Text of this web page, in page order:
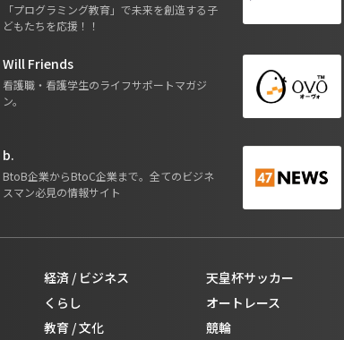
「プログラミング教育」で未来を創造する子
どもたちを応援！！
Will Friends
看護職・看護学生のライフサポートマガジ
ン。
b.
BtoB企業からBtoC企業まで。全てのビジネ
スマン必見の情報サイト
経済 / ビジネス
くらし
教育 / 文化
天皇杯サッカー
オートレース
競輪